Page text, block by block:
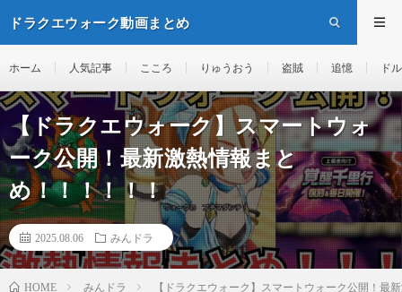
ドラクエウォーク動画まとめ
ホーム 人気記事 こころ りゅうおう 盗賊 追憶 ド
【ドラクエウォーク】スマートウォ
ーク公開！最新激熱情報まと
め！！！！！！
2025.08.06 みんドラ
HOME みんドラ 【ドラクエウォーク】スマートウォーク公開！最